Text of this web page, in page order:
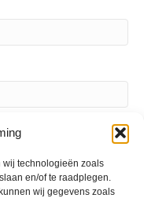
wij technologieën zoals
en/of te raadplegen.
wij gegevens zoals